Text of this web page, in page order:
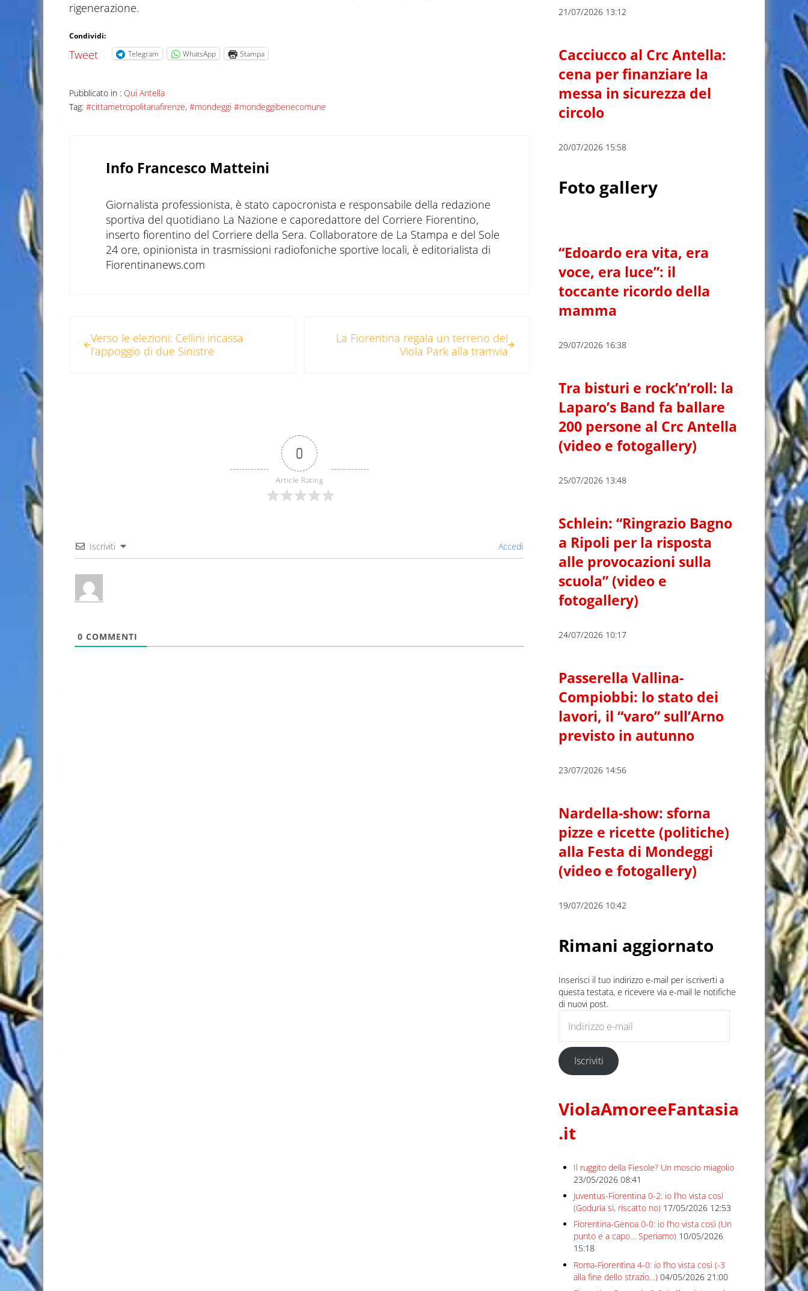
rigenerazione.
Condividi:
Tweet Telegram WhatsApp Stampa
Pubblicato in : Qui Antella
Tag: #cittametropolitanafirenze, #mondeggi #mondeggibenecomune
Info Francesco Matteini
Giornalista professionista, è stato capocronista e responsabile della redazione
sportiva del quotidiano La Nazione e caporedattore del Corriere Fiorentino,
inserto fiorentino del Corriere della Sera. Collaboratore de La Stampa e del Sole
24 ore, opinionista in trasmissioni radiofoniche sportive locali, è editorialista di
Fiorentinanews.com
Verso le elezioni: Cellini incassa
l’appoggio di due Sinistre
La Fiorentina regala un terreno del
Viola Park alla tramvia
0
Article Rating
Iscriviti Accedi
0 COMMENTI
21/07/2026 13:12
Cacciucco al Crc Antella:
cena per finanziare la
messa in sicurezza del
circolo
20/07/2026 15:58
Foto gallery
“Edoardo era vita, era
voce, era luce”: il
toccante ricordo della
mamma
29/07/2026 16:38
Tra bisturi e rock’n’roll: la
Laparo’s Band fa ballare
200 persone al Crc Antella
(video e fotogallery)
25/07/2026 13:48
Schlein: “Ringrazio Bagno
a Ripoli per la risposta
alle provocazioni sulla
scuola” (video e
fotogallery)
24/07/2026 10:17
Passerella Vallina-
Compiobbi: lo stato dei
lavori, il “varo” sull’Arno
previsto in autunno
23/07/2026 14:56
Nardella-show: sforna
pizze e ricette (politiche)
alla Festa di Mondeggi
(video e fotogallery)
19/07/2026 10:42
Rimani aggiornato
Inserisci il tuo indirizzo e-mail per iscriverti a
questa testata, e ricevere via e-mail le notifiche
di nuovi post.
Iscriviti
ViolaAmoreeFantasia
.it
Il ruggito della Fiesole? Un moscio miagolio
23/05/2026 08:41
Juventus-Fiorentina 0-2: io l’ho vista così
(Goduria sì, riscatto no) 17/05/2026 12:53
Fiorentina-Genoa 0-0: io l’ho vista così (Un
punto e a capo… Speriamo) 10/05/2026
15:18
Roma-Fiorentina 4-0: io l’ho vista così (-3
alla fine dello strazio…) 04/05/2026 21:00